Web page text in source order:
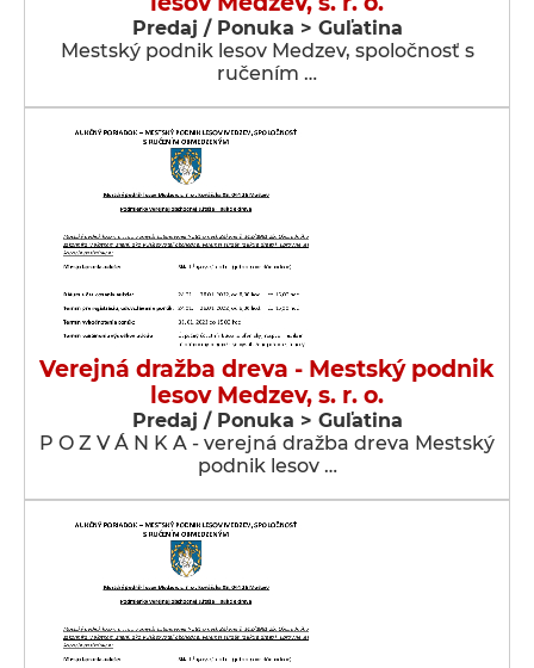
Predaj / Ponuka > Guľatina
Mestský podnik lesov Medzev, spoločnosť s
ručením …
Verejná dražba dreva - Mestský podnik
lesov Medzev, s. r. o.
Predaj / Ponuka > Guľatina
P O Z V Á N K A - verejná dražba dreva Mestský
podnik lesov …